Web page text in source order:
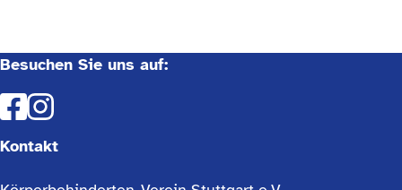
Besuchen Sie uns auf:
Kontakt